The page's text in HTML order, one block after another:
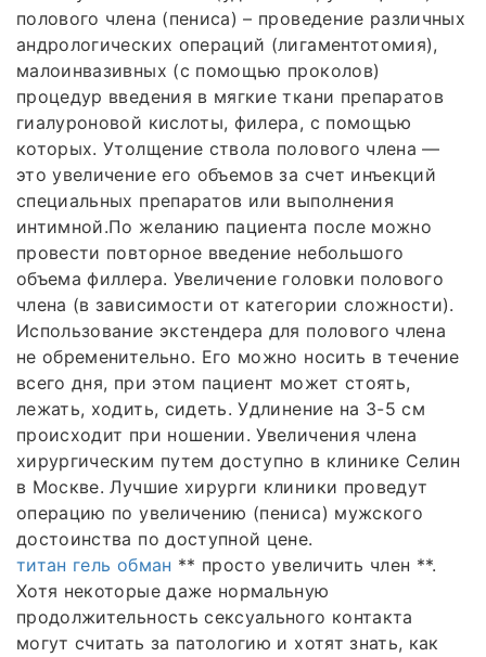
полового члена (пениса) – проведение различных
андрологических операций (лигаментотомия),
малоинвазивных (с помощью проколов)
процедур введения в мягкие ткани препаратов
гиалуроновой кислоты, филера, с помощью
которых. Утолщение ствола полового члена —
это увеличение его объемов за счет инъекций
специальных препаратов или выполнения
интимной.По желанию пациента после можно
провести повторное введение небольшого
объема филлера. Увеличение головки полового
члена (в зависимости от категории сложности).
Использование экстендера для полового члена
не обременительно. Его можно носить в течение
всего дня, при этом пациент может стоять,
лежать, ходить, сидеть. Удлинение на 3-5 см
происходит при ношении. Увеличения члена
хирургическим путем доступно в клинике Селин
в Москве. Лучшие хирурги клиники проведут
операцию по увеличению (пениса) мужского
достоинства по доступной цене.
титан гель обман ** просто увеличить член **.
Хотя некоторые даже нормальную
продолжительность сексуального контакта
могут считать за патологию и хотят знать, как